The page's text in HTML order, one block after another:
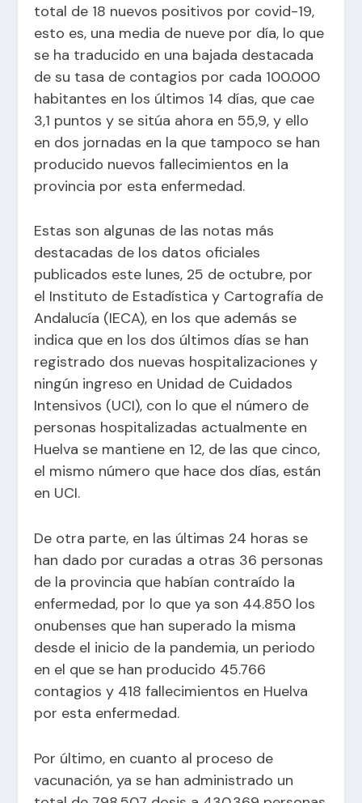
total de 18 nuevos positivos por covid-19,
esto es, una media de nueve por día, lo que
se ha traducido en una bajada destacada
de su tasa de contagios por cada 100.000
habitantes en los últimos 14 días, que cae
3,1 puntos y se sitúa ahora en 55,9, y ello
en dos jornadas en la que tampoco se han
producido nuevos fallecimientos en la
provincia por esta enfermedad.
Estas son algunas de las notas más
destacadas de los datos oficiales
publicados este lunes, 25 de octubre, por
el Instituto de Estadística y Cartografía de
Andalucía (IECA), en los que además se
indica que en los dos últimos días se han
registrado dos nuevas hospitalizaciones y
ningún ingreso en Unidad de Cuidados
Intensivos (UCI), con lo que el número de
personas hospitalizadas actualmente en
Huelva se mantiene en 12, de las que cinco,
el mismo número que hace dos días, están
en UCI.
De otra parte, en las últimas 24 horas se
han dado por curadas a otras 36 personas
de la provincia que habían contraído la
enfermedad, por lo que ya son 44.850 los
onubenses que han superado la misma
desde el inicio de la pandemia, un periodo
en el que se han producido 45.766
contagios y 418 fallecimientos en Huelva
por esta enfermedad.
Por último, en cuanto al proceso de
vacunación, ya se han administrado un